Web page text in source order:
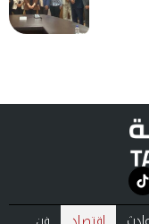
tiktok